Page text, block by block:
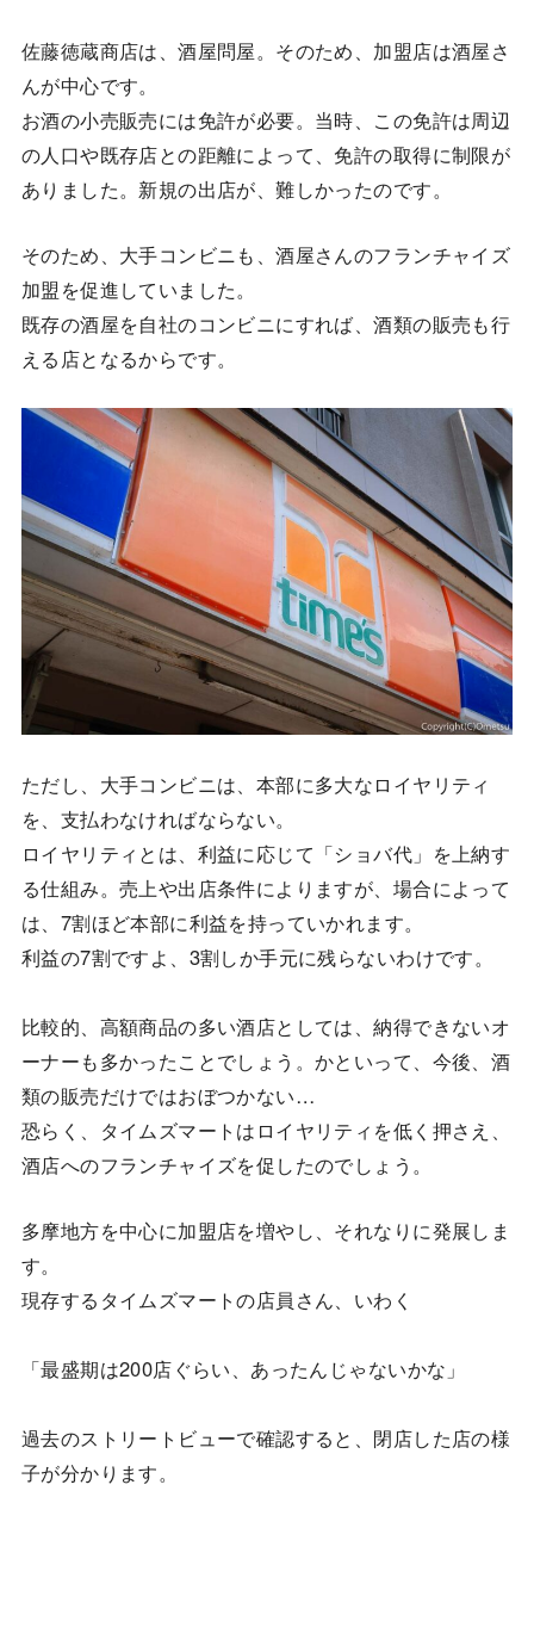
佐藤徳蔵商店は、酒屋問屋。そのため、加盟店は酒屋さ
んが中心です。
お酒の小売販売には免許が必要。当時、この免許は周辺
の人口や既存店との距離によって、免許の取得に制限が
ありました。新規の出店が、難しかったのです。
そのため、大手コンビニも、酒屋さんのフランチャイズ
加盟を促進していました。
既存の酒屋を自社のコンビニにすれば、酒類の販売も行
える店となるからです。
ただし、大手コンビニは、本部に多大なロイヤリティ
を、支払わなければならない。
ロイヤリティとは、利益に応じて「ショバ代」を上納す
る仕組み。売上や出店条件によりますが、場合によって
は、7割ほど本部に利益を持っていかれます。
利益の7割ですよ、3割しか手元に残らないわけです。
比較的、高額商品の多い酒店としては、納得できないオ
ーナーも多かったことでしょう。かといって、今後、酒
類の販売だけではおぼつかない…
恐らく、タイムズマートはロイヤリティを低く押さえ、
酒店へのフランチャイズを促したのでしょう。
多摩地方を中心に加盟店を増やし、それなりに発展しま
す。
現存するタイムズマートの店員さん、いわく
「最盛期は200店ぐらい、あったんじゃないかな」
過去のストリートビューで確認すると、閉店した店の様
子が分かります。